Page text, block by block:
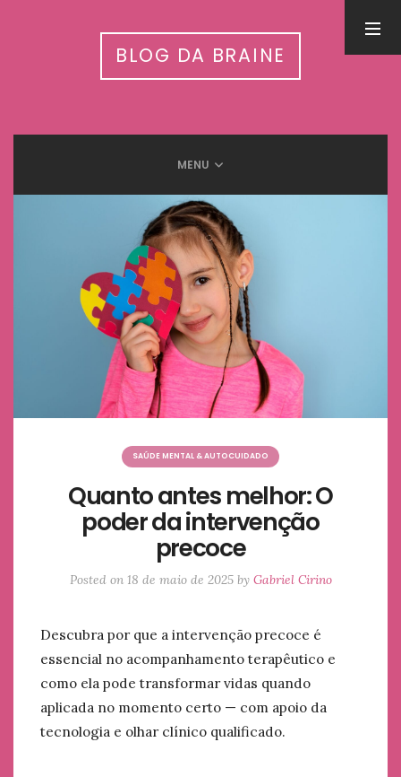
BLOG DA BRAINE
MENU
SAÚDE MENTAL & AUTOCUIDADO
Quanto antes melhor: O
poder da intervenção
precoce
Posted on 18 de maio de 2025 by Gabriel Cirino
Descubra por que a intervenção precoce é
essencial no acompanhamento terapêutico e
como ela pode transformar vidas quando
aplicada no momento certo — com apoio da
tecnologia e olhar clínico qualificado.
Inteligência Artificial nas APAEs: workshop nacional conecta
tecnologia, autismo e cuidado integrado
5 Benefícios da humanização do trabalho
13 de setembro de 2025
Meditação e Cérebro: Descubra os benefícios científicos
12 de setembro de 2025